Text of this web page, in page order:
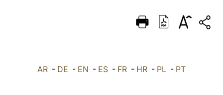
ITALIANO
AR - DE - EN - ES - FR - HR - PL - PT